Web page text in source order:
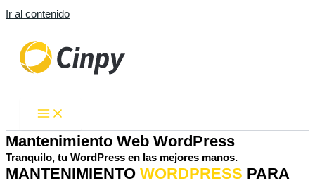
Ir al contenido
Mantenimiento Web WordPress
Tranquilo, tu WordPress en las mejores manos.
MANTENIMIENTO WORDPRESS PARA